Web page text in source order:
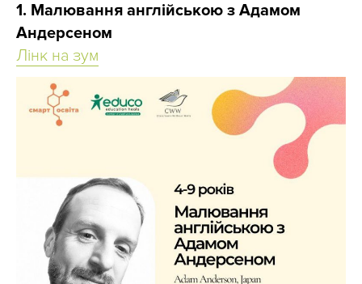
1. Малювання англійською з Адамом
Андерсеном
Лінк на зум